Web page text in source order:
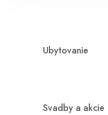
Ubytovanie
Svadby a akcie